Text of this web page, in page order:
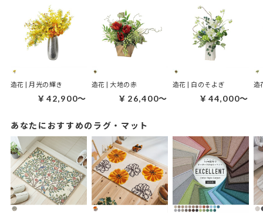
造花 | 月光の輝き
￥42,900～
造花 | 大地の赤
￥26,400～
造花 | 白のそよぎ
￥44,000～
造
あなたにおすすめのラグ・マット